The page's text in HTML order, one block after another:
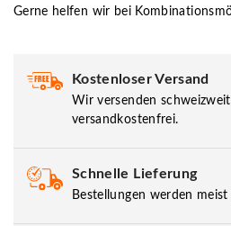
Gerne helfen wir bei
Kostenloser Versand
Wir versenden
versandkostenfrei.
Schnelle Lieferung
Bestellungen werden